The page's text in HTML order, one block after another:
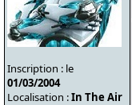
Inscription : le
01/03/2004
Localisation :In The Air